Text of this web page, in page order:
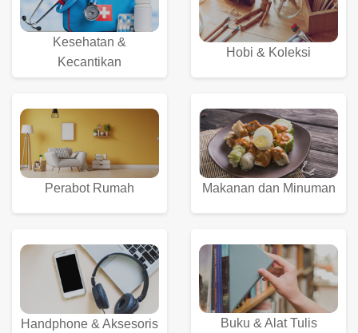
Kesehatan &
Kecantikan
Hobi & Koleksi
Perabot Rumah Makanan dan Minuman
Handphone & Aksesoris Buku & Alat Tulis